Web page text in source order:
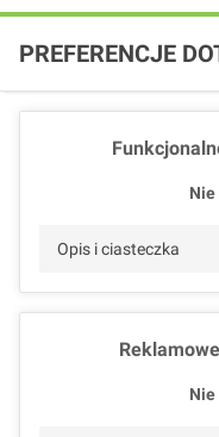
PREFERENCJE
Nie
Opis i ciasteczka
Nie